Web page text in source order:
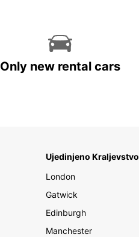
Only new rental cars
Ujedinjeno Kraljevstvo
London
Gatwick
Edinburgh
Manchester